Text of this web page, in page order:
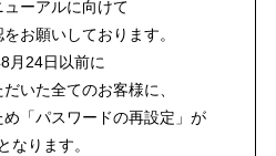
ーアルに向けて
お願いしております。
月24日以前に
いた全てのお客様に、
「パスワードの再設定」が
なります。